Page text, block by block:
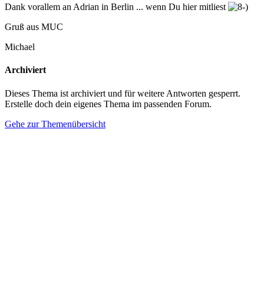
Dank vorallem an Adrian in Berlin ... wenn Du hier mitliest
Gruß aus MUC
Michael
Archiviert
Dieses Thema ist archiviert und für weitere Antworten gesperrt.
Erstelle doch dein eigenes Thema im passenden Forum.
Gehe zur Themenübersicht